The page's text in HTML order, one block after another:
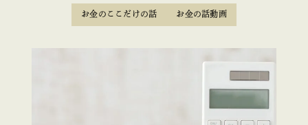
お金のここだけの話 お金の話動画